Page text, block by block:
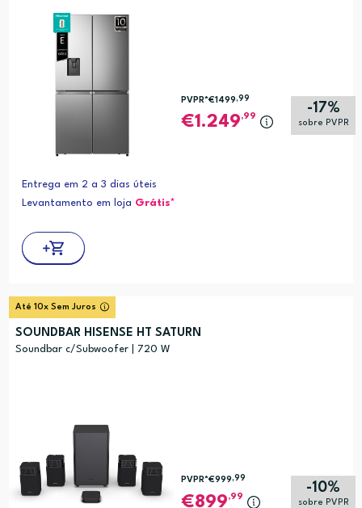
-17%
sobre PVPR
PVPR*€1499 ,99
1.249,99
Entrega em 2 a 3 dias úteis
Levantamento em loja Grátis*
Até 10x Sem Juros
SOUNDBAR HISENSE HT SATURN
Soundbar c/Subwoofer | 720 W
-10%
sobre PVPR
PVPR*€999,99
899,99